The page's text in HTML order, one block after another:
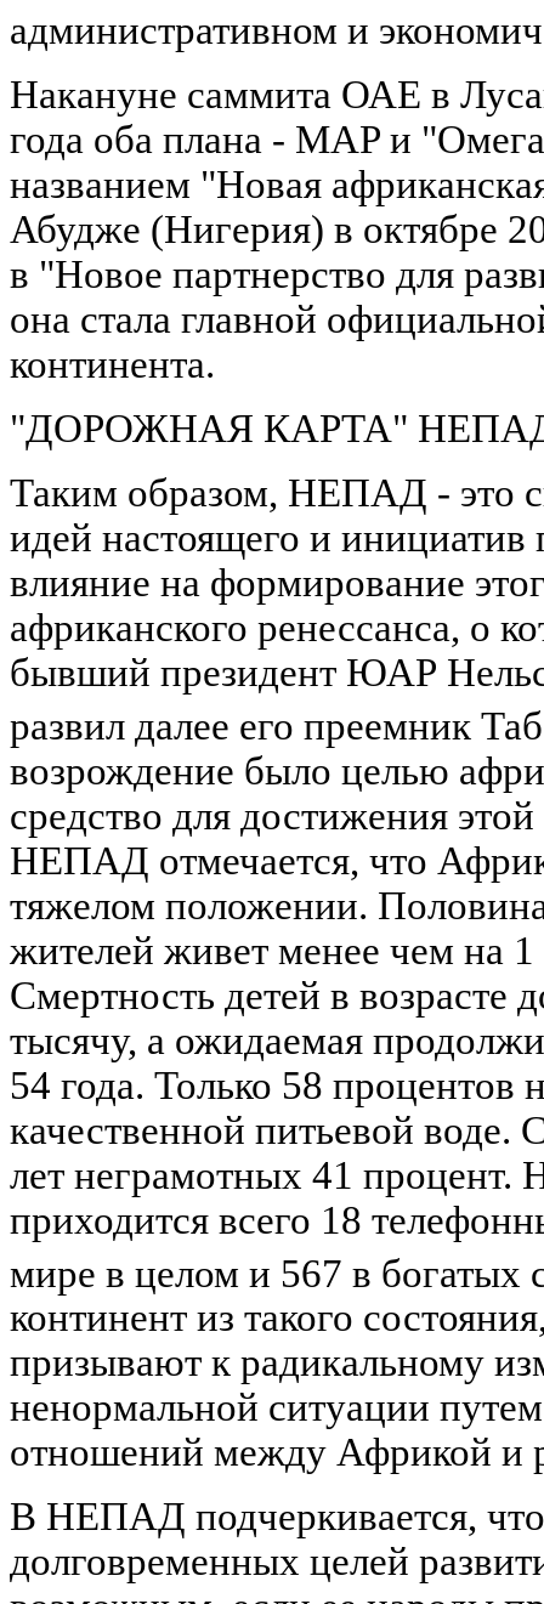
административном и
Накануне саммита ОАЕ в
года оба плана - MAP и
названием "Новая
Абудже (Нигерия) в октябре
в "Новое партнерство для
она стала главной
континента.
"ДОРОЖНАЯ КАРТА"
Таким образом, НЕПАД - это
идей настоящего и
влияние на формирование
африканского ренессанса, о
бывший президент ЮАР
развил далее его преемник
возрождение было целью
средство для достижения
НЕПАД отмечается, что
тяжелом положении.
жителей живет менее чем на 1
Смертность детей в возрасте
тысячу, а ожидаемая
54 года. Только 58 процентов
качественной питьевой воде.
лет неграмотных 41 процент.
приходится всего 18
мире в целом и 567 в богатых
континент из такого
призывают к радикальному
ненормальной ситуации
отношений между Африкой и
В НЕПАД подчеркивается,
долговременных целей